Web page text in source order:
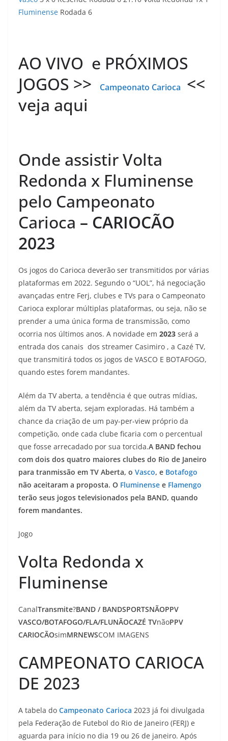
Fluminense Rodada 6
AO VIVO e PRÓXIMOS
JOGOS >>
Campeonato Carioca
<<
veja aqui
Onde assistir Volta
Redonda x Fluminense
pelo Campeonato
Carioca – CARIOCÃO
2023
Os jogos do Carioca deverão ser transmitidos por várias
plataformas em 2022. Segundo o “UOL”, há negociação
avançadas entre Ferj, clubes e TVs para o Campeonato
Carioca explorar múltiplas plataformas, ou seja, não se
prender a uma única forma de transmissão, como
ocorria nos últimos anos. A novidade em 2023 será a
entrada dos canais dos streamer Casimiro , a Cazé TV,
que transmitirá todos os jogos de VASCO E BOTAFOGO,
quando estes forem mandantes.
Além da TV aberta, a tendência é que outras mídias,
além da TV aberta, sejam exploradas. Há também a
chance da criação de um pay-per-view próprio da
competição, onde cada clube ficaria com o percentual
que fosse arrecadado por sua torcida.A BAND fechou
com dois dos quatro maiores clubes do Rio de Janeiro
para tranmissão em TV Aberta, o Vasco, e Botafogo
não aceitaram a proposta. O Fluminense e Flamengo
terão seus jogos televisionados pela BAND, quando
forem mandantes.
Jogo
Volta Redonda x
Fluminense
CanalTransmite?BAND / BANDSPORTSNÃOPPV
VASCO/BOTAFOGO/FLA/FLUNÃOCAZÉ TVnãoPPV
CARIOCÃOsimMRNEWSCOM IMAGENS
CAMPEONATO CARIOCA
DE 2023
A tabela do Campeonato Carioca 2023 já foi divulgada
pela Federação de Futebol do Rio de Janeiro (FERJ) e
aguarda para início no dia 19 ou 26 de janeiro. Após